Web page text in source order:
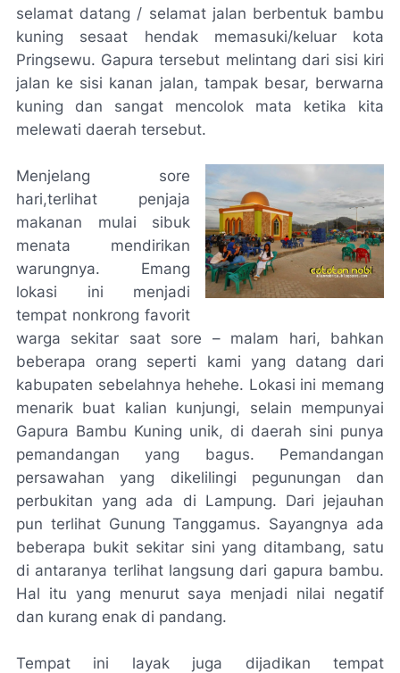
selamat datang / selamat jalan berbentuk bambu
kuning sesaat hendak memasuki/keluar kota
Pringsewu. Gapura tersebut melintang dari sisi kiri
jalan ke sisi kanan jalan, tampak besar, berwarna
kuning dan sangat mencolok mata ketika kita
melewati daerah tersebut.
Menjelang sore
hari,terlihat penjaja
makanan mulai sibuk
menata mendirikan
warungnya. Emang
lokasi ini menjadi
tempat nonkrong favorit
warga sekitar saat sore – malam hari, bahkan
beberapa orang seperti kami yang datang dari
kabupaten sebelahnya hehehe. Lokasi ini memang
menarik buat kalian kunjungi, selain mempunyai
Gapura Bambu Kuning unik, di daerah sini punya
pemandangan yang bagus. Pemandangan
persawahan yang dikelilingi pegunungan dan
perbukitan yang ada di Lampung. Dari jejauhan
pun terlihat Gunung Tanggamus. Sayangnya ada
beberapa bukit sekitar sini yang ditambang, satu
di antaranya terlihat langsung dari gapura bambu.
Hal itu yang menurut saya menjadi nilai negatif
dan kurang enak di pandang.
Tempat ini layak juga dijadikan tempat